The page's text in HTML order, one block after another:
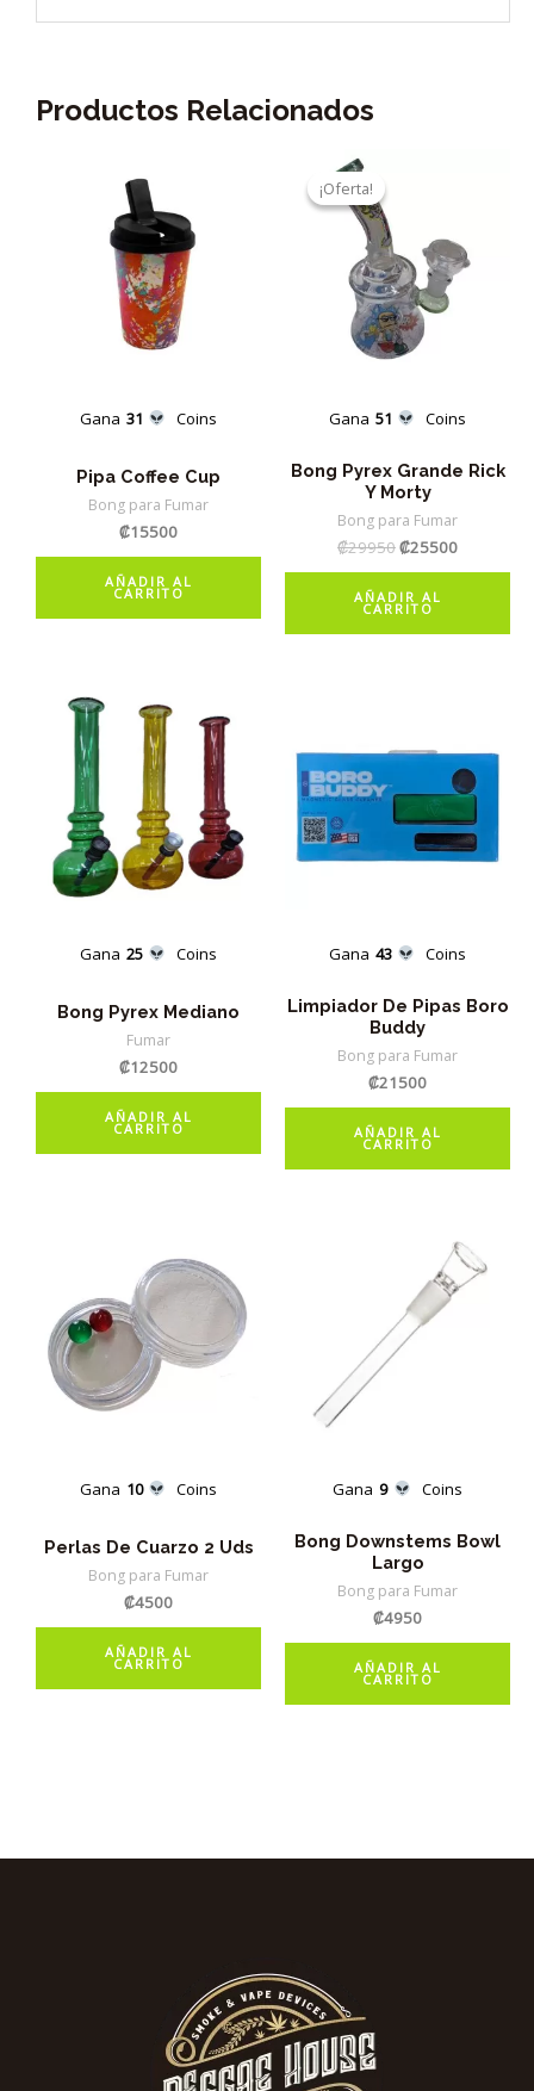
Productos Relacionados
Gana 31 Coins
Pipa Coffee Cup
Bong para Fumar
₡15500
AÑADIR AL
CARRITO
¡Oferta!
Gana 51 Coins
¡Oferta!
Bong Pyrex Grande Rick
Y Morty
Bong para Fumar
₡29950El
original
era:
₡25500El
AÑADIR AL
CARRITO
Gana 25 Coins
Bong Pyrex Mediano
Fumar
₡12500
AÑADIR AL
CARRITO
Gana 43 Coins
Limpiador De Pipas Boro
Buddy
Bong para Fumar
₡21500
AÑADIR AL
CARRITO
Gana 10 Coins
Perlas De Cuarzo 2 Uds
Bong para Fumar
₡4500
AÑADIR AL
CARRITO
Gana 9 Coins
Bong Downstems Bowl
Largo
Bong para Fumar
₡4950
AÑADIR AL
CARRITO